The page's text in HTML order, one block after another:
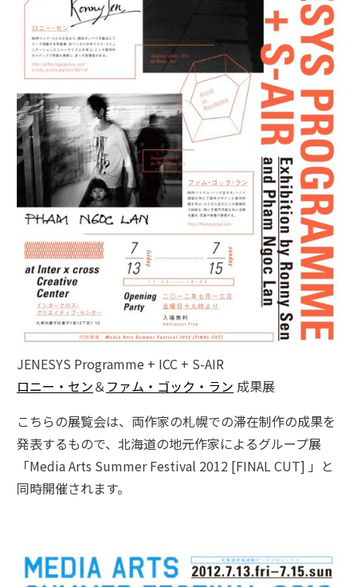
JENESYS Programme + ICC + S-AIR
ロニー・セン＆ファム・ゴック・ラン 成果展
こちらの展覧会は、両作家の札幌での滞在制作の成果を
発表するもので、北海道の地元作家によるグループ展
「Media Arts Summer Festival 2012 [FINAL CUT] 」と
同時開催されます。